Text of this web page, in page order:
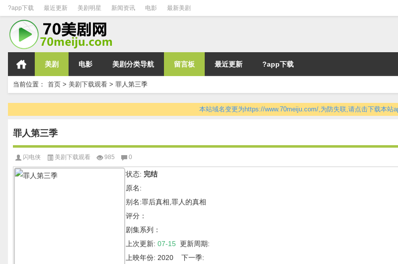
?app下载 最近更新 美剧明星 新闻资讯 电影 最新美剧
美剧 电影 美剧分类导航 留言板 最近更新 ?app下载
当前位置： 首页 > 美剧下载观看 > 罪人第三季
本站域名变更为https://www.70meiju.com/,为防失联,请点击下载本站
罪人第三季
闪电侠 美剧下载观看 985 0
状态: 完结
原名:
别名:罪后真相,罪人的真相
评分：
剧集系列：
上次更新: 07-15 更新周期:
上映年份: 2020 下一季: